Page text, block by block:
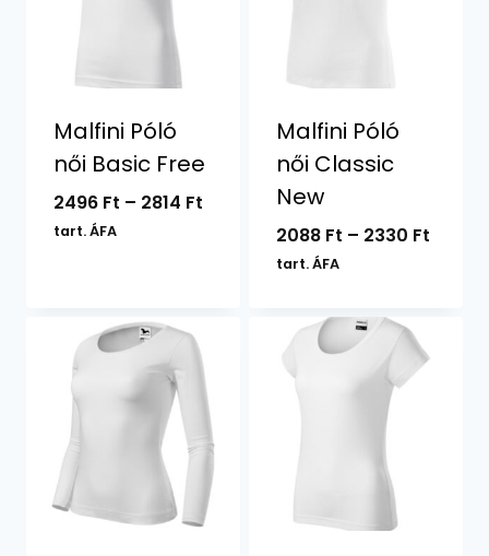
Malfini Póló
női Basic Free
2496 Ft – 2814 FtÁrtartomány:
tart. ÁFA
Malfini Póló
női Classic
New
2088 Ft – 2330 Ft
tart. ÁFA